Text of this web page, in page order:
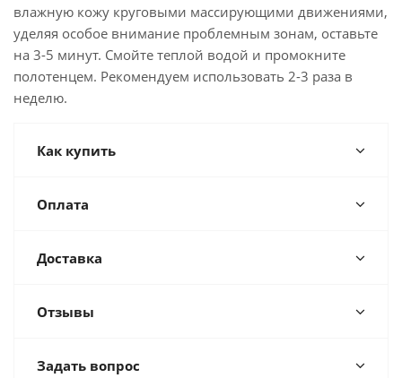
влажную кожу круговыми массирующими движениями,
уделяя особое внимание проблемным зонам, оставьте
на 3-5 минут. Смойте теплой водой и промокните
полотенцем. Рекомендуем использовать 2-3 раза в
неделю.
Как купить
Оплата
Доставка
Отзывы
Задать вопрос